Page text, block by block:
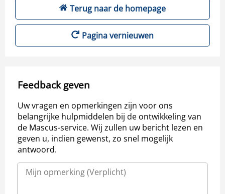
Terug naar de homepage
Pagina vernieuwen
Feedback geven
Uw vragen en opmerkingen zijn voor ons
belangrijke hulpmiddelen bij de ontwikkeling van
de Mascus-service. Wij zullen uw bericht lezen en
geven u, indien gewenst, zo snel mogelijk
antwoord.